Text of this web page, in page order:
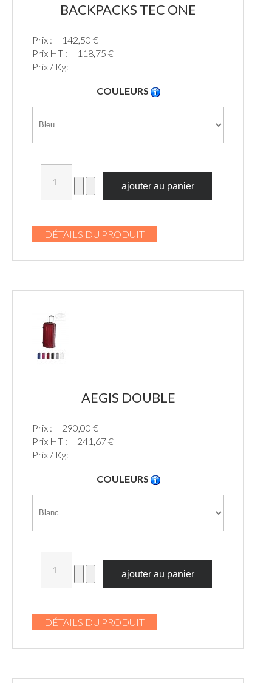
BACKPACKS TEC ONE
Prix :
142,50 €
Prix HT :
118,75 €
Prix / Kg:
COULEURS
DÉTAILS DU PRODUIT
AEGIS DOUBLE
Prix :
290,00 €
Prix HT :
241,67 €
Prix / Kg:
COULEURS
DÉTAILS DU PRODUIT